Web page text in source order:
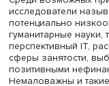
Фото: iStock